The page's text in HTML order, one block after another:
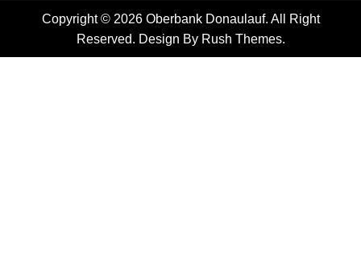
Copyright © 2026 Oberbank Donaulauf. All Right
Reserved. Design By Rush Themes.